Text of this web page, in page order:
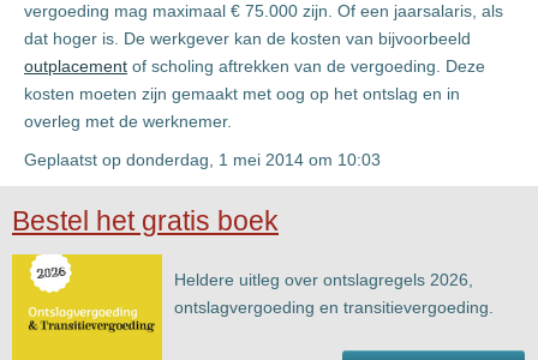
vergoeding mag maximaal € 75.000 zijn. Of een jaarsalaris, als
dat hoger is. De werkgever kan de kosten van bijvoorbeeld
outplacement of scholing aftrekken van de vergoeding. Deze
kosten moeten zijn gemaakt met oog op het ontslag en in
overleg met de werknemer.
Geplaatst op donderdag, 1 mei 2014 om 10:03
Bestel het gratis boek
Heldere uitleg over ontslagregels 2026,
ontslagvergoeding en transitievergoeding.